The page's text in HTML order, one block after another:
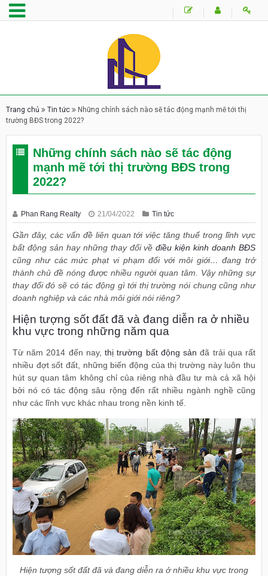
Trang chủ Tin tức
Những chính sách nào sẽ tác động mạnh mẽ tới thị
trường BĐS trong 2022?
Những chính sách nào sẽ tác động
mạnh mẽ tới thị trường BĐS trong
2022?
Phan Rang Realty 21/04/2022 Tin tức
Gần đây, các vấn đề liên quan tới việc tăng thuế trong lĩnh vực
bất động sản hay những thay đổi vềđiều kiện kinh doanh BĐS
cũng như các mức phạt vi phạm đối với môi giới… đang trở
thành chủ đề nóng được nhiều người quan tâm. Vậy những sự
thay đổi đó sẽ có tác động gì tới thị trường nói chung cũng như
doanh nghiệp và các nhà môi giới nói riêng?
Hiện tượng sốt đất đã và đang diễn ra ở nhiều
khu vực trong những năm qua
Từ năm 2014 đến nay,thị trường bất động sản đã trải qua rất
nhiều đợt sốt đất, những biến động của thị trường này luôn thu
hút sự quan tâm không chỉ của riêng nhà đầu tư mà cả xã hội
bởi nó có tác động sâu rộng đến rất nhiều ngành nghề cũng
như các lĩnh vực khác nhau trong nền kinh tế.
Hiện tượng sốt đất đã và đang diễn ra ở nhiều khu vực trong